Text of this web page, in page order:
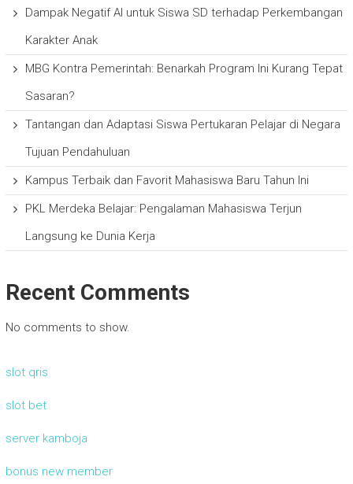
Dampak Negatif AI untuk Siswa SD terhadap Perkembangan
Karakter Anak
MBG Kontra Pemerintah: Benarkah Program Ini Kurang Tepat
Sasaran?
Tantangan dan Adaptasi Siswa Pertukaran Pelajar di Negara
Tujuan Pendahuluan
Kampus Terbaik dan Favorit Mahasiswa Baru Tahun Ini
PKL Merdeka Belajar: Pengalaman Mahasiswa Terjun
Langsung ke Dunia Kerja
Recent Comments
No comments to show.
slot qris
slot bet
server kamboja
bonus new member